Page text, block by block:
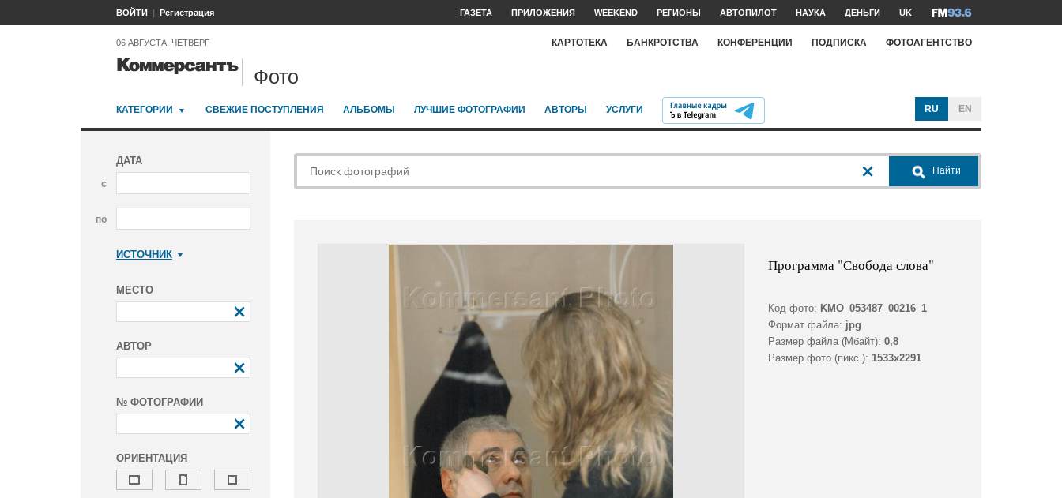
ВОЙТИ Регистрация ГАЗЕТА ПРИЛОЖЕНИЯ WEEKEND РЕГИОНЫ АВТОПИЛОТ НАУКА ДЕНЬГИ UK
06 АВГУСТА, ЧЕТВЕРГ КАРТОТЕКА БАНКРОТСТВА КОНФЕРЕНЦИИ ПОДПИСКА ФОТОАГЕНТСТВО
Фото
КАТЕГОРИИ СВЕЖИЕ ПОСТУПЛЕНИЯ АЛЬБОМЫ ЛУЧШИЕ ФОТОГРАФИИ АВТОРЫ УСЛУГИ RU EN
ДАТА
с
по
ИСТОЧНИК
МЕСТО
АВТОР
№ ФОТОГРАФИИ
ОРИЕНТАЦИЯ
Найти
Программа "Свобода слова"
Код фото: KMO_053487_00216_1
Формат файла: jpg
Размер файла (Мбайт): 0,8
Размер фото (пикс.): 1533x2291